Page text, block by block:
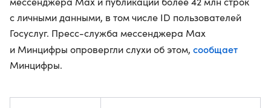
с личными данными, в том числе ID пользователей
Госуслуг. Пресс-служба мессенджера Max
и Минцифры опровергли слухи об этом, сообщает
Минцифры.